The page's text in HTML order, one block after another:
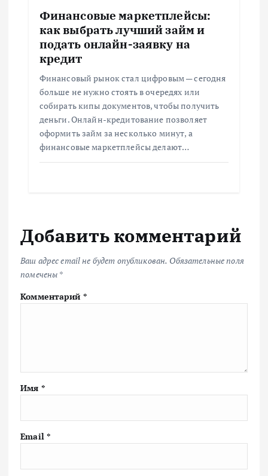
Финансовые маркетплейсы:
как выбрать лучший займ и
подать онлайн-заявку на
кредит
Финансовый рынок стал цифровым — сегодня
больше не нужно стоять в очередях или
собирать кипы документов, чтобы получить
деньги. Онлайн-кредитование позволяет
оформить займ за несколько минут, а
финансовые маркетплейсы делают…
Добавить комментарий
Ваш адрес email не будет опубликован. Обязательные поля
помечены *
Комментарий *
Имя *
Email *